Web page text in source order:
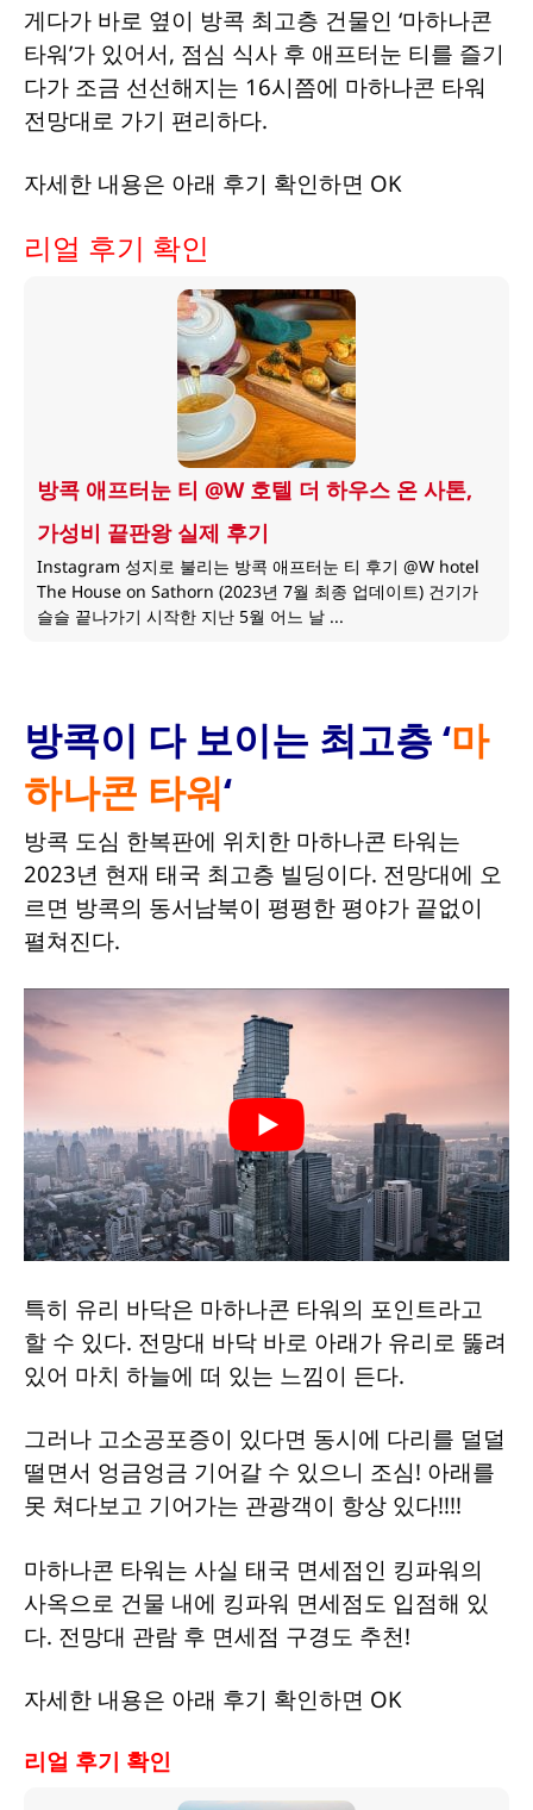
게다가 바로 옆이 방콕 최고층 건물인 ‘마하나콘
타워’가 있어서, 점심 식사 후 애프터눈 티를 즐기
다가 조금 선선해지는 16시쯤에 마하나콘 타워
전망대로 가기 편리하다.
자세한 내용은 아래 후기 확인하면 OK
리얼 후기 확인
방콕 애프터눈 티 @W 호텔 더 하우스 온 사톤,
가성비 끝판왕 실제 후기
Instagram 성지로 불리는 방콕 애프터눈 티 후기 @W hotel
The House on Sathorn (2023년 7월 최종 업데이트) 건기가
슬슬 끝나가기 시작한 지난 5월 어느 날 ...
방콕이 다 보이는 최고층 ‘마
하나콘 타워‘
방콕 도심 한복판에 위치한 마하나콘 타워는
2023년 현재 태국 최고층 빌딩이다. 전망대에 오
르면 방콕의 동서남북이 평평한 평야가 끝없이
펼쳐진다.
특히 유리 바닥은 마하나콘 타워의 포인트라고
할 수 있다. 전망대 바닥 바로 아래가 유리로 뚫려
있어 마치 하늘에 떠 있는 느낌이 든다.
그러나 고소공포증이 있다면 동시에 다리를 덜덜
떨면서 엉금엉금 기어갈 수 있으니 조심! 아래를
못 쳐다보고 기어가는 관광객이 항상 있다!!!!
마하나콘 타워는 사실 태국 면세점인 킹파워의
사옥으로 건물 내에 킹파워 면세점도 입점해 있
다. 전망대 관람 후 면세점 구경도 추천!
자세한 내용은 아래 후기 확인하면 OK
리얼 후기 확인